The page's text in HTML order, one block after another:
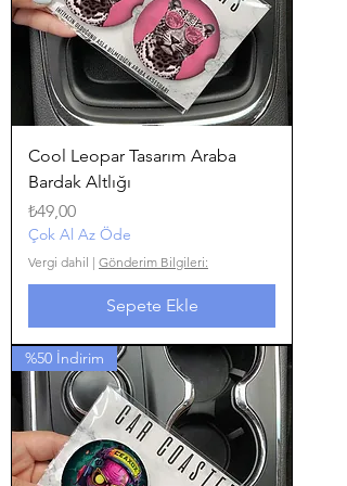
Cool Leopar Tasarım Araba
Bardak Altlığı
Fiyat
₺49,00
Çok Al Az Öde
Vergi dahil | Gönderim Bilgileri:
Sepete Ekle
%50 İndirim